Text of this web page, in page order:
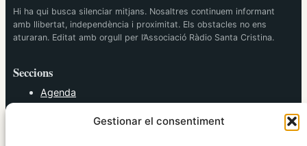
Gestionar el consentiment
Hi ha qui busca silenciar mitjans. Nosaltres continuem informant
amb llibertat, independència i proximitat. Els obstacles no ens
aturaran. Editat amb orgull per l’Associació Ràdio Santa Cristina.
Seccions
Agenda